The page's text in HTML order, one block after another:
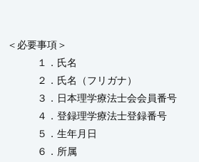
＜必要事項＞
１．氏名
２．氏名（フリガナ）
３．日本理学療法士会会員番号
４．登録理学療法士登録番号
５．生年月日
６．所属